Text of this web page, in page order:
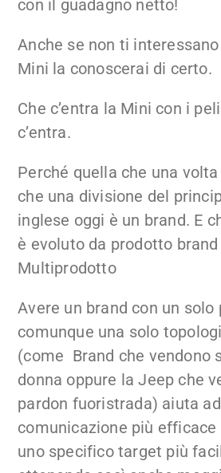
con il guadagno netto!
Anche se non ti
Mini la conoscerai di certo.
Che c’entra la Mini con i
c’entra.
Perché quella che una
che una divisione del
inglese oggi è un brand. E
è evoluto da prodotto brand
Multiprodotto
Avere un brand con un solo
comunque una solo
(come Brand che vendono
donna oppure la Jeep che
pardon fuoristrada) aiuta
comunicazione più efficace
uno specifico target più